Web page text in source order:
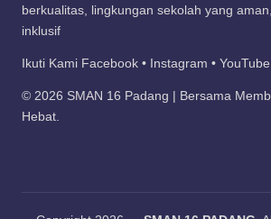
berkualitas, lingkungan sekolah yang
inklusif
Ikuti Kami Facebook • Instagram • YouTube
© 2026 SMAN 16 Padang | Bersama
Hebat.